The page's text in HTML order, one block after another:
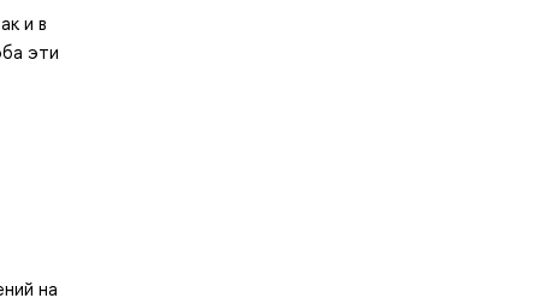
и в
эти
на